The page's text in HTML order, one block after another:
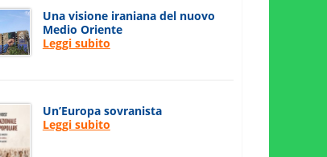
Una visione iraniana del nuovo
Medio Oriente
Leggi subito
Un’Europa sovranista
Leggi subito